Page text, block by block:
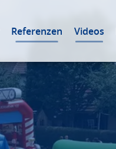
Referenzen Videos